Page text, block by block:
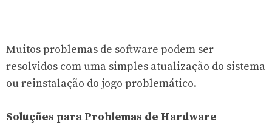
Muitos problemas de software podem ser
resolvidos com uma simples atualização do sistema
ou reinstalação do jogo problemático.
Soluções para Problemas de Hardware